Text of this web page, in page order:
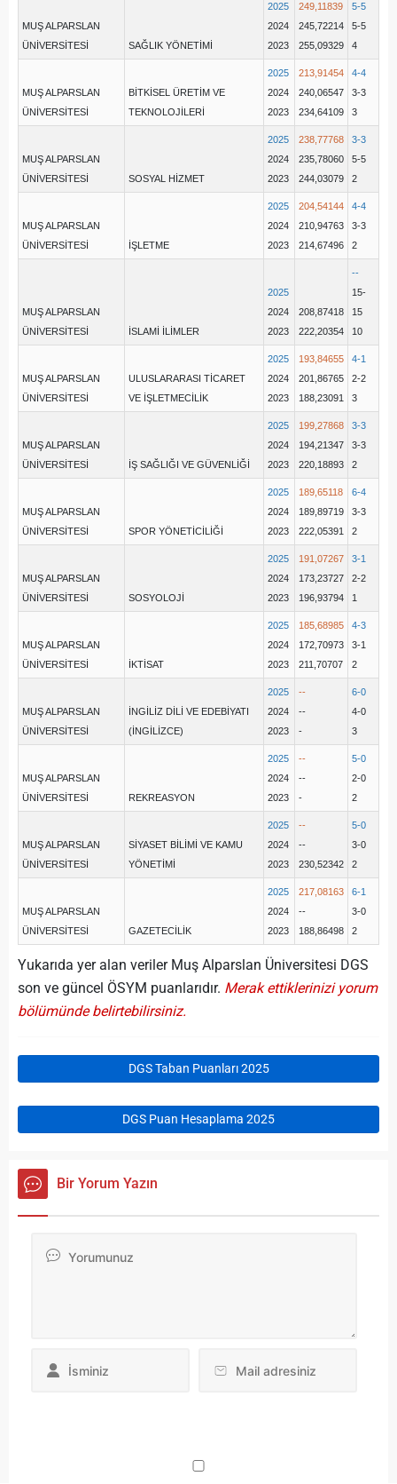
MUŞ ALPARSLAN
ÜNİVERSİTESİ
SAĞLIK YÖNETİMİ
2025
2024
2023
249,11839
245,72214
255,09329
5-5
5-5
4
MUŞ ALPARSLAN
ÜNİVERSİTESİ
BİTKİSEL ÜRETİM VE
TEKNOLOJİLERİ
2025
2024
2023
213,91454
240,06547
234,64109
4-4
3-3
3
MUŞ ALPARSLAN
ÜNİVERSİTESİ
SOSYAL HİZMET
2025
2024
2023
238,77768
235,78060
244,03079
3-3
5-5
2
MUŞ ALPARSLAN
ÜNİVERSİTESİ
İŞLETME
2025
2024
2023
204,54144
210,94763
214,67496
4-4
3-3
2
MUŞ ALPARSLAN
ÜNİVERSİTESİ
İSLAMİ İLİMLER
2025
2024
2023
208,87418
222,20354
--
15-
15
10
MUŞ ALPARSLAN
ÜNİVERSİTESİ
ULUSLARARASI TİCARET
VE İŞLETMECİLİK
2025
2024
2023
193,84655
201,86765
188,23091
4-1
2-2
3
MUŞ ALPARSLAN
ÜNİVERSİTESİ
İŞ SAĞLIĞI VE GÜVENLİĞİ
2025
2024
2023
199,27868
194,21347
220,18893
3-3
3-3
2
MUŞ ALPARSLAN
ÜNİVERSİTESİ
SPOR YÖNETİCİLİĞİ
2025
2024
2023
189,65118
189,89719
222,05391
6-4
3-3
2
MUŞ ALPARSLAN
ÜNİVERSİTESİ
SOSYOLOJİ
2025
2024
2023
191,07267
173,23727
196,93794
3-1
2-2
1
MUŞ ALPARSLAN
ÜNİVERSİTESİ
İKTİSAT
2025
2024
2023
185,68985
172,70973
211,70707
4-3
3-1
2
MUŞ ALPARSLAN
ÜNİVERSİTESİ
İNGİLİZ DİLİ VE EDEBİYATI
(İNGİLİZCE)
2025
2024
2023
--
--
-
6-0
4-0
3
MUŞ ALPARSLAN
ÜNİVERSİTESİ
REKREASYON
2025
2024
2023
--
--
-
5-0
2-0
2
MUŞ ALPARSLAN
ÜNİVERSİTESİ
SİYASET BİLİMİ VE KAMU
YÖNETİMİ
2025
2024
2023
--
--
230,52342
5-0
3-0
2
MUŞ ALPARSLAN
ÜNİVERSİTESİ
GAZETECİLİK
2025
2024
2023
217,08163
--
188,86498
6-1
3-0
2
Yukarıda yer alan veriler Muş Alparslan Üniversitesi DGS
son ve güncel ÖSYM puanlarıdır. Merak ettiklerinizi yorum
bölümünde belirtebilirsiniz.
DGS Taban Puanları 2025
DGS Puan Hesaplama 2025
Bir Yorum Yazın